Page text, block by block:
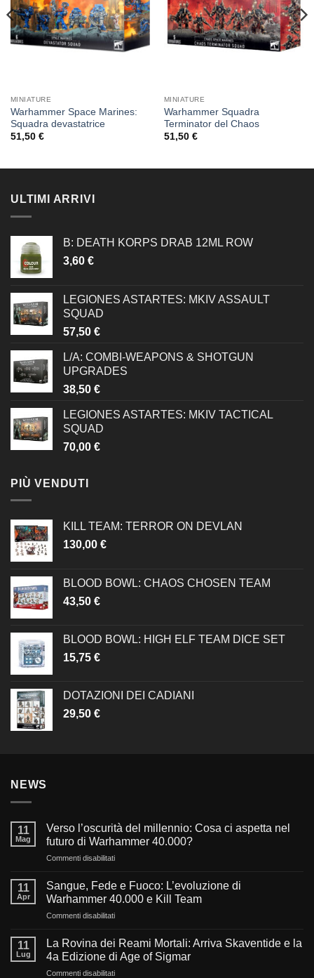
MINIATURE
Warhammer Space Marines:
Squadra devastatrice
51,50 €
MINIATURE
Warhammer Squadra
Terminator del Chaos
51,50 €
ULTIMI ARRIVI
B: DEATH KORPS DRAB 12ML ROW
3,60 €
LEGIONES ASTARTES: MKIV ASSAULT
SQUAD
57,50 €
L/A: COMBI-WEAPONS & SHOTGUN
UPGRADES
38,50 €
LEGIONES ASTARTES: MKIV TACTICAL
SQUAD
70,00 €
PIÙ VENDUTI
KILL TEAM: TERROR ON DEVLAN
130,00 €
BLOOD BOWL: CHAOS CHOSEN TEAM
43,50 €
BLOOD BOWL: HIGH ELF TEAM DICE SET
15,75 €
DOTAZIONI DEI CADIANI
29,50 €
NEWS
11
Mag
Verso l’oscurità del millennio: Cosa ci aspetta nel
futuro di Warhammer 40.000?
Commenti disabilitatisu
l’oscurità
del
millennio:
Cosa
aspetta
nel
futuro
11
Apr
Sangue, Fede e Fuoco: L’evoluzione di
Warhammer 40.000 e Kill Team
Commenti disabilitatisu
Fede
e
Fuoco:
L’evoluzione
11
Lug
La Rovina dei Reami Mortali: Arriva Skaventide e la
4a Edizione di Age of Sigmar
Commenti disabilitatisu